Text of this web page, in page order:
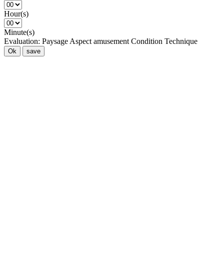
Hour(s)
Minute(s)
Evaluation: Paysage Aspect amusement Condition Technique
Ok save